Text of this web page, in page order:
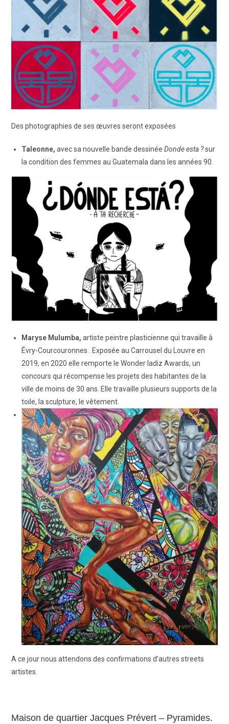
Des photographies de ses œuvres seront exposées
Taleonne, avec sa nouvelle bande dessinéeDonde esta ?sur
la condition des femmes au Guatemala dans les années 90.
Maryse Mulumba, artiste peintre plasticienne qui travaille à
Évry-Courcouronnes . Exposée au Carrousel du Louvre en
2019, en 2020 elle remporte le Wonder ladiz Awards, un
concours qui récompense les projets des habitantes de la
ville de moins de 30 ans. Elle travaille plusieurs supports de la
toile, la sculpture, le vêtement.
A ce jour nous attendons des confirmations d’autres streets
artistes.
Maison de quartier Jacques Prévert – Pyramides.